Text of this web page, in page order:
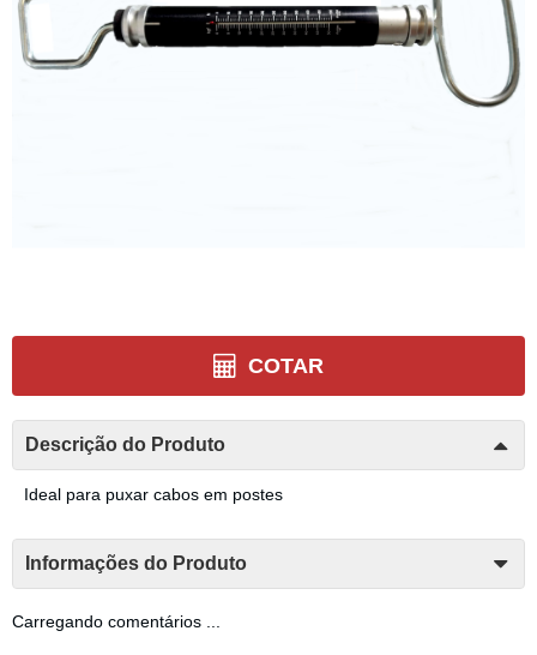
COTAR
Descrição do Produto
Ideal para puxar cabos em postes
Informações do Produto
Carregando comentários ...